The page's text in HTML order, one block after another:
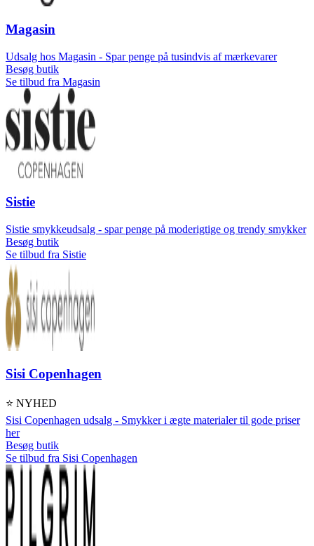
Magasin
Udsalg hos Magasin - Spar penge på tusindvis af mærkevarer
Besøg butik
Se tilbud fra Magasin
Sistie
Sistie smykkeudsalg - spar penge på moderigtige og trendy smykker
Besøg butik
Se tilbud fra Sistie
Sisi Copenhagen
⭐ NYHED
Sisi Copenhagen udsalg - Smykker i ægte materialer til gode priser
her
Besøg butik
Se tilbud fra Sisi Copenhagen